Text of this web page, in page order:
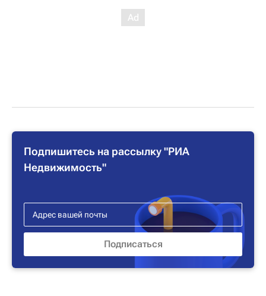
Подпишитесь на рассылку "РИА
Недвижимость"